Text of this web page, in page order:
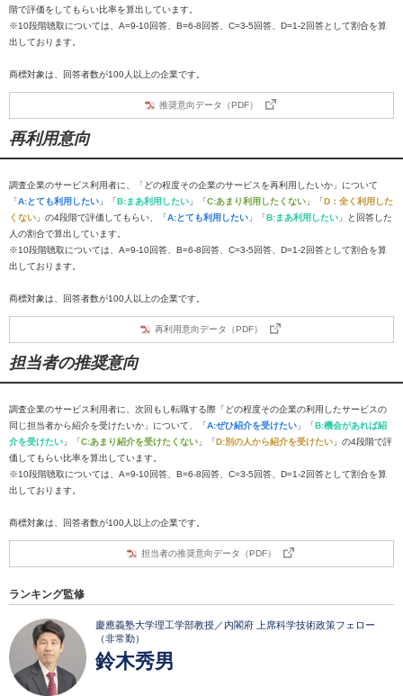
階で評価をしてもらい比率を算出しています。
※10段階聴取については、A=9-10回答、B=6-8回答、C=3-5回答、D=1-2回答として割合を算
出しております。
商標対象は、回答者数が100人以上の企業です。
推奨意向データ（PDF）
再利用意向
調査企業のサービス利用者に、「どの程度その企業のサービスを再利用したいか」について
「A:とても利用したい 」「B:まあ利用したい 」「C:あまり利用したくない 」「D：全く利用した
くない 」の4段階で評価してもらい、「A:とても利用したい 」「B:まあ利用したい 」と回答した
人の割合で算出しています。
※10段階聴取については、A=9-10回答、B=6-8回答、C=3-5回答、D=1-2回答として割合を算
出しております。
商標対象は、回答者数が100人以上の企業です。
再利用意向データ（PDF）
担当者の推奨意向
調査企業のサービス利用者に、次回もし転職する際「どの程度その企業の利用したサービスの
同じ担当者から紹介を受けたいか」について、「A:ぜひ紹介を受けたい 」「B:機会があれば紹
介を受けたい 」「C:あまり紹介を受けたくない 」「D:別の人から紹介を受けたい 」の4段階で評
価してもらい比率を算出しています。
※10段階聴取については、A=9-10回答、B=6-8回答、C=3-5回答、D=1-2回答として割合を算
出しております。
商標対象は、回答者数が100人以上の企業です。
担当者の推奨意向データ（PDF）
ランキング監修
慶應義塾大学理工学部教授／内閣府 上席科学技術政策フェロー
（非常勤）
鈴木秀男